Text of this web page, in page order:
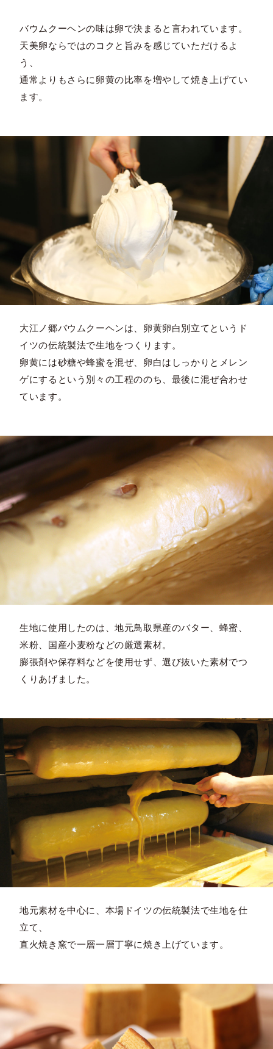
バウムクーヘンの味は卵で決まると言われています。
天美卵ならではのコクと旨みを感じていただけるよ
う、
通常よりもさらに卵黄の比率を増やして焼き上げてい
ます。
大江ノ郷バウムクーヘンは、卵黄卵白別立てというド
イツの伝統製法で生地をつくります。
卵黄には砂糖や蜂蜜を混ぜ、卵白はしっかりとメレン
ゲにするという別々の工程ののち、最後に混ぜ合わせ
ています。
生地に使用したのは、地元鳥取県産のバター、蜂蜜、
米粉、国産小麦粉などの厳選素材。
膨張剤や保存料などを使用せず、選び抜いた素材でつ
くりあげました。
地元素材を中心に、本場ドイツの伝統製法で生地を仕
立て、
直火焼き窯で一層一層丁寧に焼き上げています。